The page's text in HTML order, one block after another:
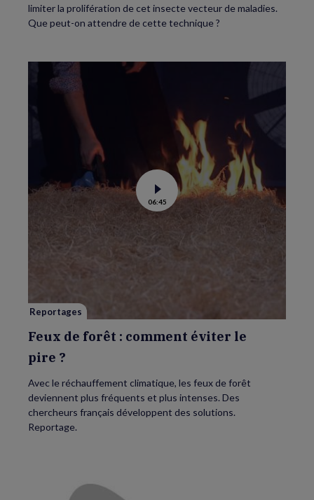
limiter la prolifération de cet insecte vecteur de maladies.
Que peut-on attendre de cette technique ?
Voir
la
vidéo
de
06:45
Reportages
Feux de forêt : comment éviter le
pire ?
Avec le réchauffement climatique, les feux de forêt
deviennent plus fréquents et plus intenses. Des
chercheurs français développent des solutions.
Reportage.